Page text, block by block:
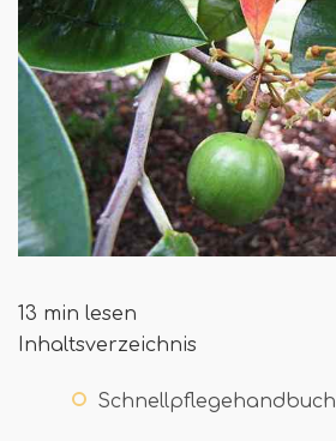
13 min lesen
Inhaltsverzeichnis
Schnellpflegehandbuch